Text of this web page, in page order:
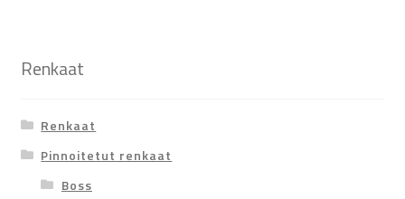
Renkaat
Renkaat
Pinnoitetut renkaat
Boss